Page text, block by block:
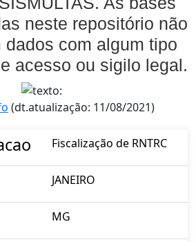
neste repositório não
dados com algum tipo
acesso ou sigilo legal.
(dt.atualização: 11/08/2021)
Fiscalização de RNTRC
JANEIRO
MG